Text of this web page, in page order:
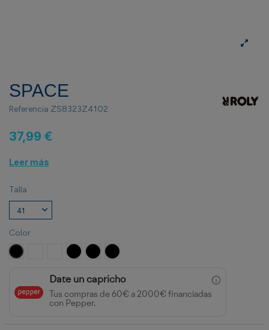
SPACE
Referencia ZS8323Z4102
37,99 €
Leer más
Talla
Color
NEGRO BLANCO/MARINO
NEGRO/BLANCO/ROYAL
NEGRO/BLANCO/VERDE BOTELLA
NEGRO/BLANCO/ROJO
Date un capricho
Tus compras de 60€ a 2000€ financiadas
con Pepper.